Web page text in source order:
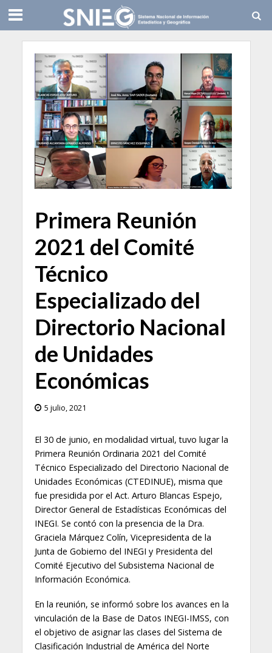
Primera Reunión
2021 del Comité
Técnico
Especializado del
Directorio Nacional
de Unidades
Económicas
5 julio, 2021
El 30 de junio, en modalidad virtual, tuvo lugar la
Primera Reunión Ordinaria 2021 del Comité
Técnico Especializado del Directorio Nacional de
Unidades Económicas (CTEDINUE), misma que
fue presidida por el Act. Arturo Blancas Espejo,
Director General de Estadísticas Económicas del
INEGI. Se contó con la presencia de la Dra.
Graciela Márquez Colín, Vicepresidenta de la
Junta de Gobierno del INEGI y Presidenta del
Comité Ejecutivo del Subsistema Nacional de
Información Económica.
En la reunión, se informó sobre los avances en la
vinculación de la Base de Datos INEGI-IMSS, con
el objetivo de asignar las clases del Sistema de
Clasificación Industrial de América del Norte